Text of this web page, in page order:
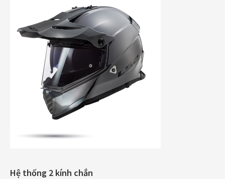
Hệ thống 2 kính chắn